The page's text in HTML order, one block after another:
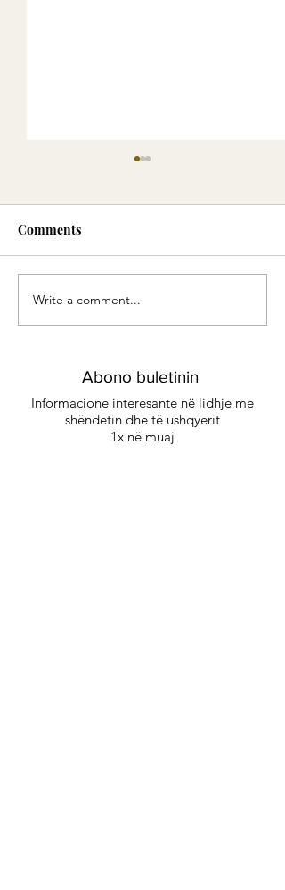
Green Smoothie -
Energjia e gjelbër
Comments
Write a comment...
Abono buletinin
Informacione interesante në lidhje me
shëndetin dhe të ushqyerit
1x në muaj